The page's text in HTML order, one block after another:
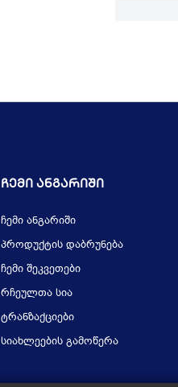
Ჩემი Ანგარიში
ჩემი ანგარიში
პროდუქტის დაბრუნება
ჩემი შეკვეთები
რჩეულთა სია
ტრანზაქციები
სიახლეების გამოწერა